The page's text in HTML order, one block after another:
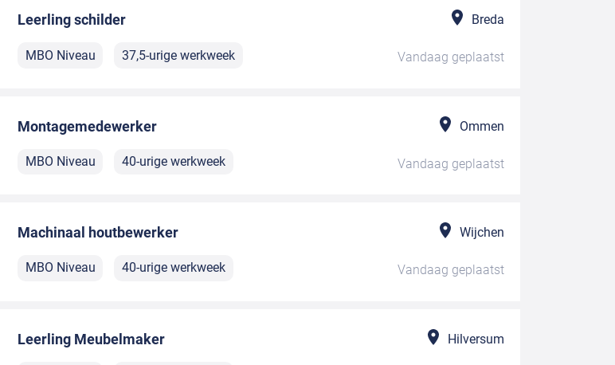
Leerling schilder Breda
MBO Niveau 37,5-urige werkweek Vandaag geplaatst
Montagemedewerker Ommen
MBO Niveau 40-urige werkweek Vandaag geplaatst
Machinaal houtbewerker Wijchen
MBO Niveau 40-urige werkweek Vandaag geplaatst
Leerling Meubelmaker Hilversum